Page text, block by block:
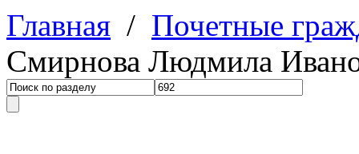
Главная / Почетные
Смирнова Людмила